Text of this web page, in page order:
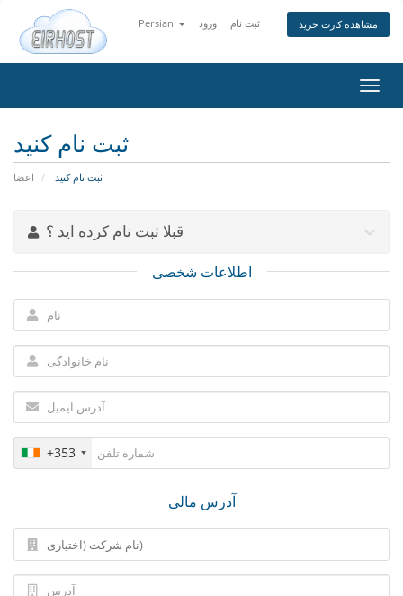
Persian ورود ثبت نام مشاهده کارت خرید
تغییر
ثبت نام کنید
اعضا ثبت نام کنید
قبلا ثبت نام کرده اید ؟
اطلاعات شخصی
+353
آدرس مالی